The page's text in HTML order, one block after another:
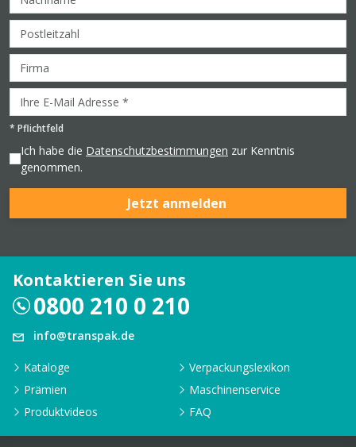
* Pflichtfeld
Ich habe die Datenschutzbestimmungen zur Kenntnis
genommen.
Jetzt anmelden
Kontaktieren Sie uns
0800 210 0 210
info@transpak.de
Kataloge
Verpackungslexikon
Prämien
Maschinenservice
Produktvideos
FAQ